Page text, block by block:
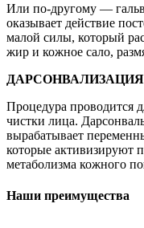
Или по-другому —
оказывает действие
малой силы, который
жир и кожное сало,
Процедура проводится
чистки лица.
вырабатывает
которые активизируют
метаболизма кожного
Наши преимущества